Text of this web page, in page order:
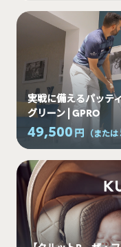
実戦に備えるパッテ
グリーン | GPRO
49,500 円 （または